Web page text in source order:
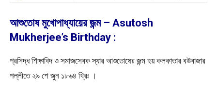
আশুতোষ মুখোপাধ্যায়ের জন্ম – Asutosh
Mukherjee’s Birthday :
প্রসিদ্ধ শিক্ষাবিদ ও সমাজসেবক স্যার আশুতােষের জন্ম হয় কলকাতার বউবাজার
পল্লীতে ২৯ শে জুন ১৮৬৪ খ্রিঃ ।